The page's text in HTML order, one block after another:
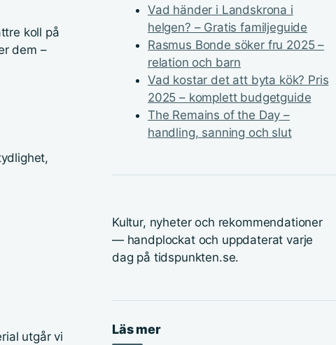
koll på
dem –
utgår vi
Vad händer i Landskrona i
helgen? – Gratis familjeguide
Rasmus Bonde söker fru 2025 –
relation och barn
Vad kostar det att byta kök? Pris
2025 – komplett budgetguide
The Remains of the Day –
handling, sanning och slut
Kultur, nyheter och rekommendationer
— handplockat och uppdaterat varje
dag på tidspunkten.se.
Läs mer